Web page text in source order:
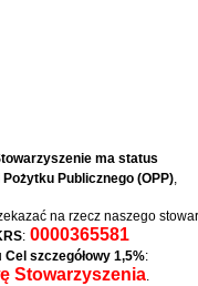
ma status
Publicznego (OPP),
na rzecz naszego
:0000365581
Cel szczegółowy 1,5%:
Stowarzyszenia.